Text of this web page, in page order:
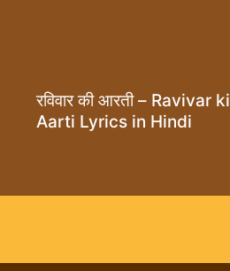
रविवार की आरती – Ravivar ki
Aarti Lyrics in Hindi